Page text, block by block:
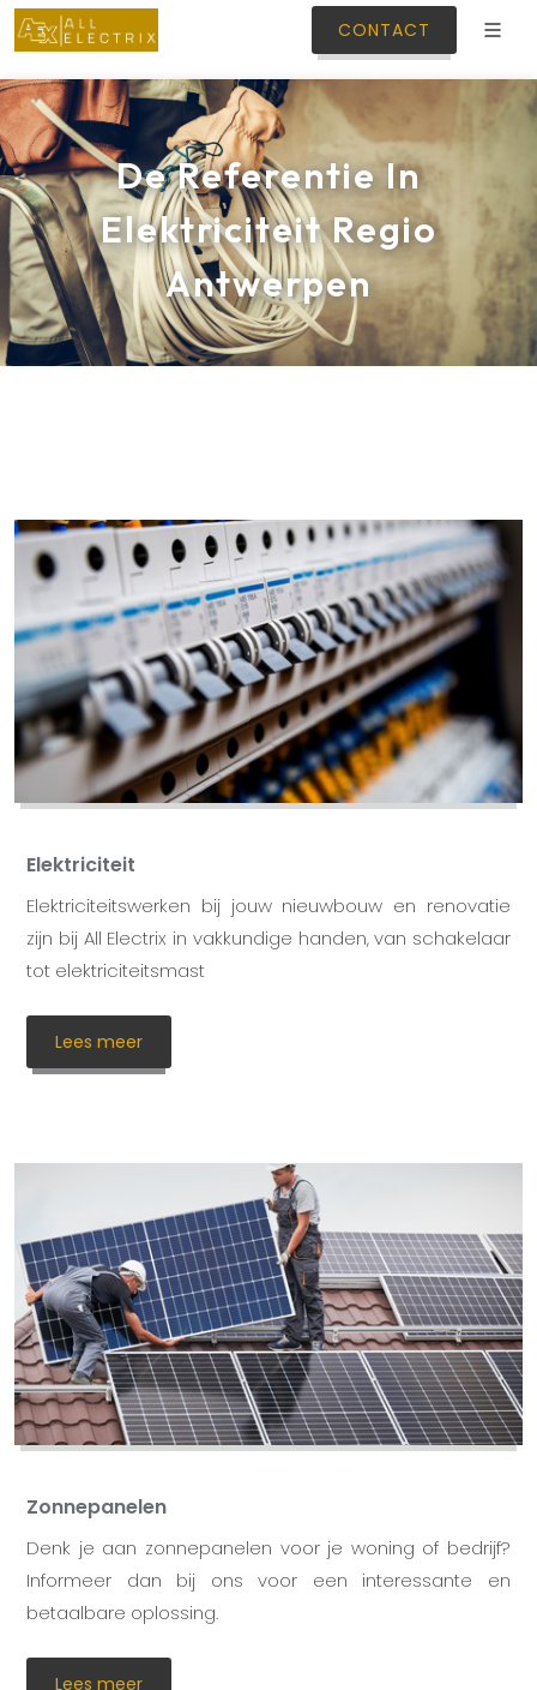
CONTACT
De Referentie In
Elektriciteit Regio
Antwerpen
Elektriciteit
Elektriciteitswerken bij jouw nieuwbouw en renovatie
zijn bij All Electrix in vakkundige handen, van schakelaar
tot elektriciteitsmast
Lees meer
Zonnepanelen
Denk je aan zonnepanelen voor je woning of bedrijf?
Informeer dan bij ons voor een interessante en
betaalbare oplossing.
Lees meer